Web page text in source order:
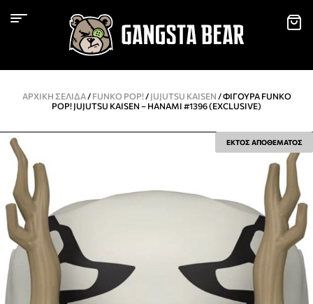
ΑΡΧΙΚΉ ΣΕΛΊΔΑ/ FUNKO POP! / JUJUTSU KAISEN / ΦΙΓΟΎΡΑ FUNKO
POP! JUJUTSU KAISEN – HANAMI #1396 (EXCLUSIVE)
ΕΚΤΟΣ ΑΠΟΘΕΜΑΤΟΣ